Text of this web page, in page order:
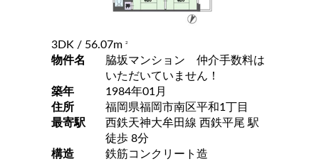
3DK / 56.07m 2
物件名
脇坂マンション 仲介手数料は
いただいていません！
築年
1984年01月
住所
福岡県福岡市南区平和1丁目
最寄駅
西鉄天神大牟田線 西鉄平尾 駅
徒歩 8分
構造
鉄筋コンクリート造